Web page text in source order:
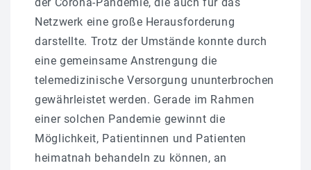
i
KARRIERE
Netzwerk eine große Herausforderung
darstellte. Trotz der Umstände konnte durch
eine gemeinsame Anstrengung die
telemedizinische Versorgung ununterbrochen
gewährleistet werden. Gerade im Rahmen
einer solchen Pandemie gewinnt die
Möglichkeit, Patientinnen und Patienten
heimatnah behandeln zu können, an